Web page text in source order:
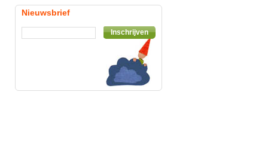
Nieuwsbrief
Inschrijven